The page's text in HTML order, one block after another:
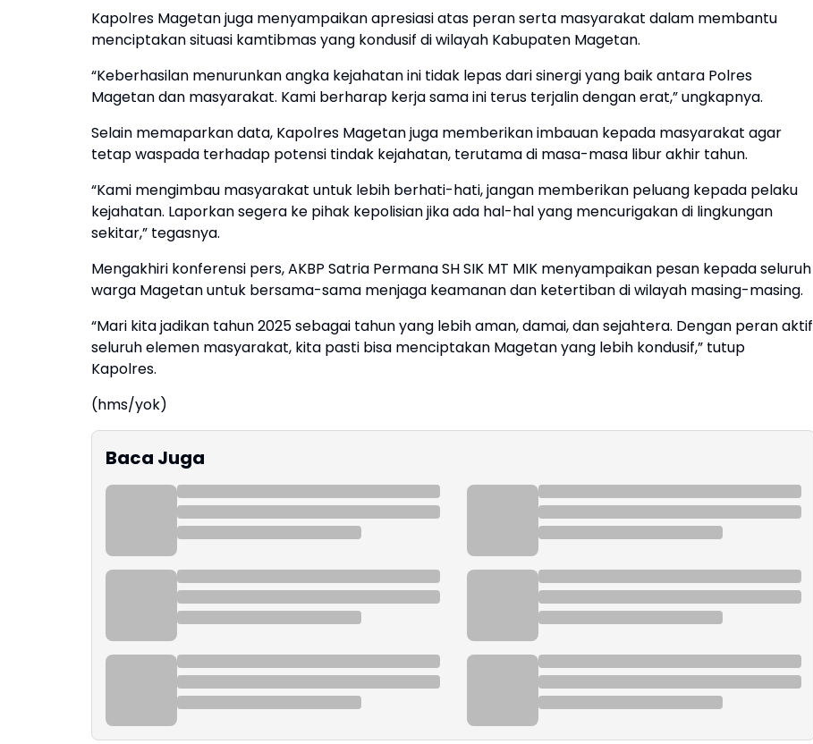
Kapolres Magetan juga menyampaikan apresiasi atas peran serta masyarakat dalam membantu
menciptakan situasi kamtibmas yang kondusif di wilayah Kabupaten Magetan.
“Keberhasilan menurunkan angka kejahatan ini tidak lepas dari sinergi yang baik antara Polres
Magetan dan masyarakat. Kami berharap kerja sama ini terus terjalin dengan erat,” ungkapnya.
Selain memaparkan data, Kapolres Magetan juga memberikan imbauan kepada masyarakat agar
tetap waspada terhadap potensi tindak kejahatan, terutama di masa-masa libur akhir tahun.
“Kami mengimbau masyarakat untuk lebih berhati-hati, jangan memberikan peluang kepada pelaku
kejahatan. Laporkan segera ke pihak kepolisian jika ada hal-hal yang mencurigakan di lingkungan
sekitar,” tegasnya.
Mengakhiri konferensi pers, AKBP Satria Permana SH SIK MT MIK menyampaikan pesan kepada seluruh
warga Magetan untuk bersama-sama menjaga keamanan dan ketertiban di wilayah masing-masing.
“Mari kita jadikan tahun 2025 sebagai tahun yang lebih aman, damai, dan sejahtera. Dengan peran aktif
seluruh elemen masyarakat, kita pasti bisa menciptakan Magetan yang lebih kondusif,” tutup
Kapolres.
(hms/yok)
Baca Juga